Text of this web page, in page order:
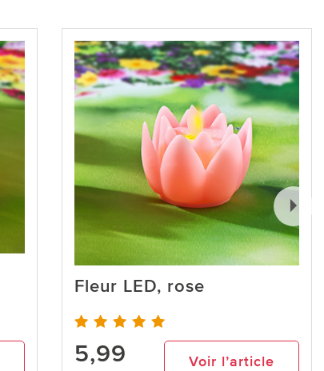
Fleur LED, rose
5,99 Voir l’article